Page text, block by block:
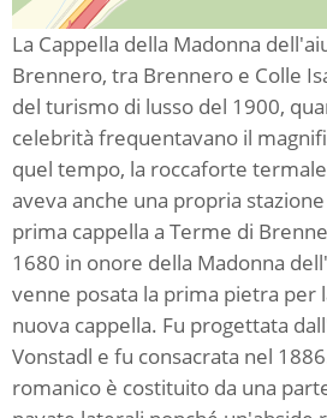
La Cappella della Madonna
Brennero, tra Brennero e Colle
del turismo di lusso del 1900,
celebrità frequentavano il
quel tempo, la roccaforte
aveva anche una propria
prima cappella a Terme di
1680 in onore della Madonna
venne posata la prima pietra per
nuova cappella. Fu progettata
Vonstadl e fu consacrata nel
romanico è costituito da una